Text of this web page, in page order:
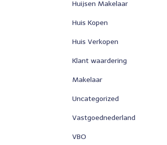
Huijsen Makelaar
Huis Kopen
Huis Verkopen
Klant waardering
Makelaar
Uncategorized
Vastgoednederland
VBO